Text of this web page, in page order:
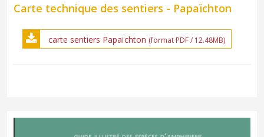
Carte technique des sentiers - Papaïchton
carte sentiers Papaïchton (format PDF / 12.48MB)